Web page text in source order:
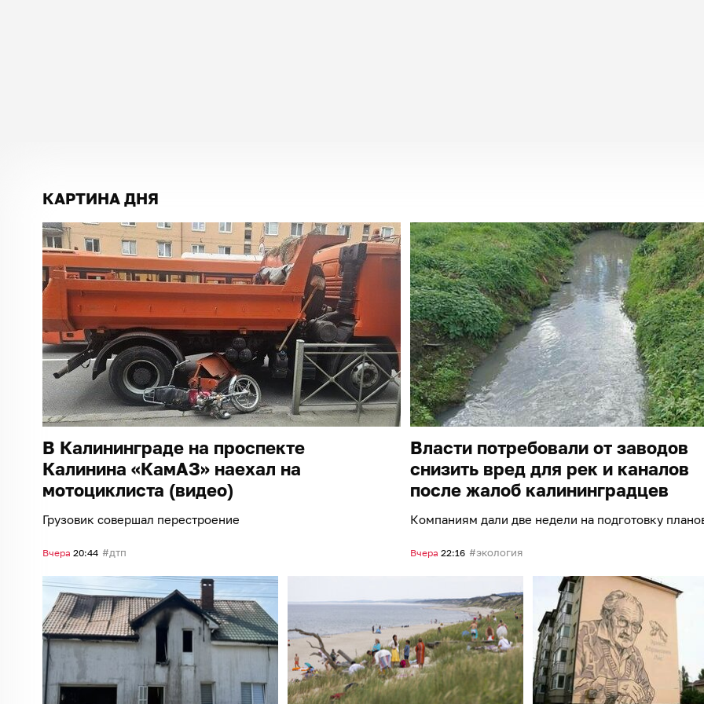
КАРТИНА ДНЯ
В Калининграде на проспекте
Калинина «КамАЗ» наехал на
мотоциклиста (видео)
Грузовик совершал перестроение
Вчера 20:44 дтп
Власти потребовали от заводов
снизить вред для рек и каналов
после жалоб калининградцев
Компаниям дали две недели на подготовку
Вчера 22:16 экология